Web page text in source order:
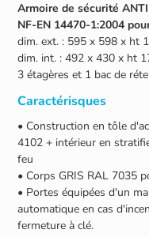
Armoire de sécurité
NF-EN 14470-1:2004
dim. ext. : 595 x 598 x ht
dim. int. : 492 x 430 x ht
3 étagères et 1 bac de
Caractérisques
• Construction en tôle
4102 + intérieur en
feu
• Corps GRIS RAL 7035
• Portes équipées d'un
automatique en cas
fermeture à clé.